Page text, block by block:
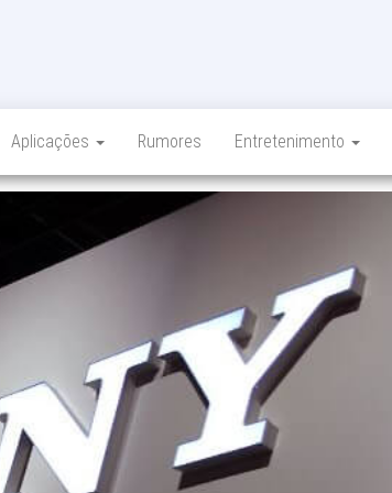
Aplicações Rumores Entretenimento